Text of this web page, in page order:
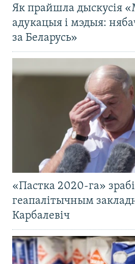
Як прайшла дыскусія
адукацыя і мэдыя:
за Беларусь»
«Пастка 2020-га»
геапалітычным
Карбалевіч